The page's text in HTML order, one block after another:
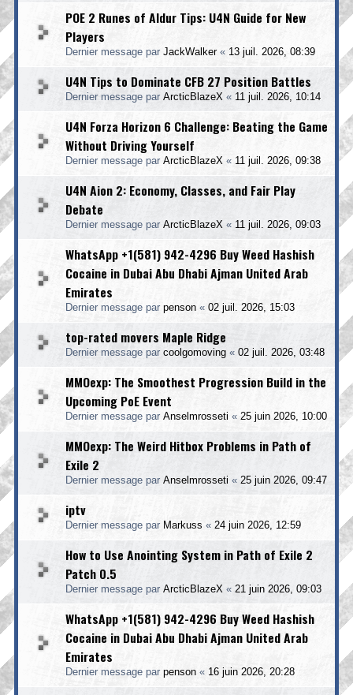
POE 2 Runes of Aldur Tips: U4N Guide for New
Players
Dernier message par JackWalker« 13 juil. 2026, 08:39
U4N Tips to Dominate CFB 27 Position Battles
Dernier message par ArcticBlazeX « 11 juil. 2026, 10:14
U4N Forza Horizon 6 Challenge: Beating the Game
Without Driving Yourself
Dernier message par ArcticBlazeX « 11 juil. 2026, 09:38
U4N Aion 2: Economy, Classes, and Fair Play
Debate
Dernier message par ArcticBlazeX « 11 juil. 2026, 09:03
WhatsApp +1(581) 942-4296 Buy Weed Hashish
Cocaine in Dubai Abu Dhabi Ajman United Arab
Emirates
Dernier message par penson « 02 juil. 2026, 15:03
top-rated movers Maple Ridge
Dernier message par coolgomoving « 02 juil. 2026, 03:48
MMOexp: The Smoothest Progression Build in the
Upcoming PoE Event
Dernier message par Anselmrosseti « 25 juin 2026, 10:00
MMOexp: The Weird Hitbox Problems in Path of
Exile 2
Dernier message par Anselmrosseti « 25 juin 2026, 09:47
iptv
Dernier message par Markuss « 24 juin 2026, 12:59
How to Use Anointing System in Path of Exile 2
Patch 0.5
Dernier message par ArcticBlazeX « 21 juin 2026, 09:03
WhatsApp +1(581) 942-4296 Buy Weed Hashish
Cocaine in Dubai Abu Dhabi Ajman United Arab
Emirates
Dernier message par penson « 16 juin 2026, 20:28